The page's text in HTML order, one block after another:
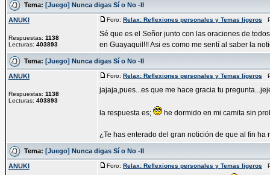
Tema: [Juego] Nunca digas Sí o No -II
ANUKI
Respuestas: 1138
Lecturas: 403893
Foro: Relax: Reflexiones personales y Temas ligeros
Sé que es el Señor junto con las oraciones de
en Guayaquil!!! Asi es como me sentí al saber la
Tema: [Juego] Nunca digas Sí o No -II
ANUKI
Respuestas: 1138
Lecturas: 403893
Foro: Relax: Reflexiones personales y Temas ligeros
jajaja,pues...es que me hace gracia tu
la respuesta es; he dormido en mi camita sin
¿Te has enterado del gran notición de que al fin ha
Tema: [Juego] Nunca digas Sí o No -II
ANUKI Foro: Relax: Reflexiones personales y Temas ligeros